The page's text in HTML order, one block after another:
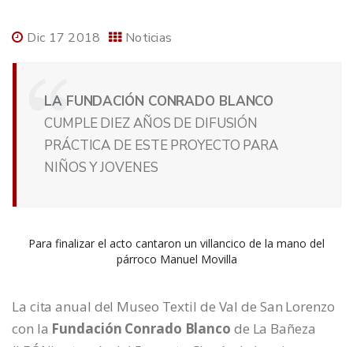
Dic 17 2018 Noticias
LA FUNDACIÓN CONRADO BLANCO
CUMPLE DIEZ AÑOS DE DIFUSIÓN
PRÁCTICA DE ESTE PROYECTO PARA
NIÑOS Y JOVENES
Para finalizar el acto cantaron un villancico de la mano del
párroco Manuel Movilla
La cita anual del Museo Textil de Val de San Lorenzo
con la Fundación Conrado Blanco de La Bañeza